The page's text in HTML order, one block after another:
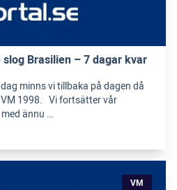
slog Brasilien – 7 dagar kvar
minns vi tillbaka på dagen då
VM 1998. Vi fortsätter vår
ännu …
VM